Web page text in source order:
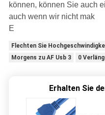
können, können Sie auch
auch wenn wir nicht mak
E
Flechten Sie
Morgens zu AF Usb 3
0
Erhalten Sie